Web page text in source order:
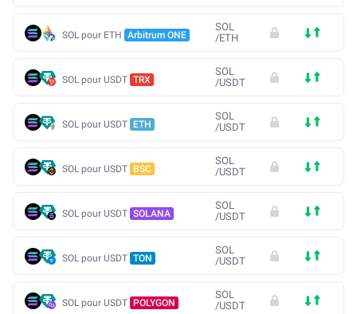
SOL pour ETH Arbitrum ONE
SOL
/ETH
SOL pour USDT TRX
SOL
/USDT
SOL pour USDT ETH
SOL
/USDT
SOL pour USDT BSC
SOL
/USDT
SOL pour USDT SOLANA
SOL
/USDT
SOL pour USDT TON
SOL
/USDT
SOL pour USDT POLYGON
SOL
/USDT